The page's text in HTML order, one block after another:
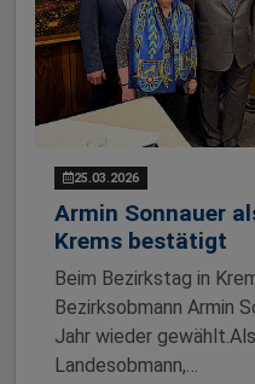
25.03.2026
Armin Sonnauer
Krems bestätigt
Beim Bezirkstag in
Bezirksobmann Armin
Jahr wieder
Landesobmann,…